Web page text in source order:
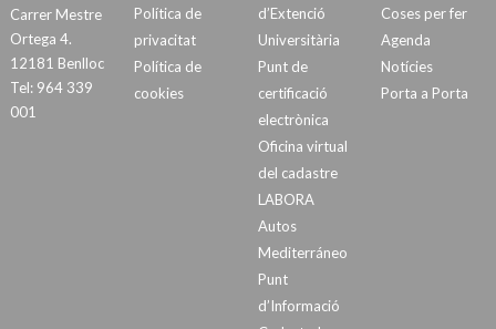
Carrer Mestre
Ortega 4.
12181 Benlloc
Tel: 964 339
001
Política de
privacitat
Política de
cookies
d’Extenció
Universitària
Punt de
certificació
electrònica
Oficina virtual
del cadastre
LABORA
Autos
Mediterráneo
Punt
d’Informació
Coses per fer
Agenda
Notícies
Porta a Porta